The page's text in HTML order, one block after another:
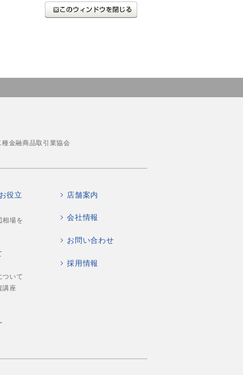
金融商品取引業協会
役立
相場を
ついて
講座
店舗案内
会社情報
お問い合わせ
採用情報